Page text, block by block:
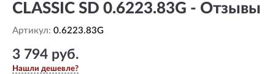
CLASSIC SD 0.6223.83G - Отзывы
Артикул: 0.6223.83G
3 794 руб.
Нашли дешевле?